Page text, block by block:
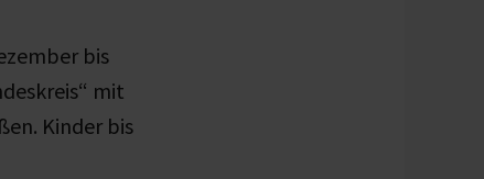
bis
mit
Kinder bis